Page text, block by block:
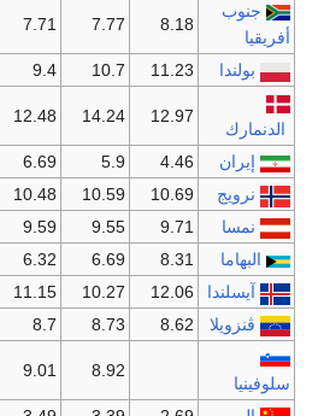
جنوب
أفريقيا
8.18
7.77
7.71
بولندا 11.23
10.7
9.4
الدنمارك
12.97
14.24
12.48
إيران 4.46
5.9
6.69
نرويج
10.69
10.59
10.48
نمسا
9.71
9.55
9.59
البهاما
8.31
6.69
6.32
آيسلندا
12.06
10.27
11.15
ڤنزويلا
8.62
8.73
8.7
سلوفينيا
8.92
9.01